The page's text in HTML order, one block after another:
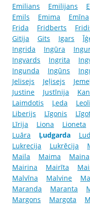
Emilians
Emilijans
Emils
Emima Emīna
Frida
Fridberts
Gitija
Gits Igars
Ingrida
Ingūra
Ingvards
Ingrita
Ingunda
Ingūns
Jelisejs
Jeļisejs
Justine
Justīnija
Laimdotis
Ļeda
Liberijs
Līgonis
Līrija
Liona Lioneta
Luāra
Ļudgarda
Lukrecija
Lukrēcija
Maila
Maima Maina
Mairina
Mairīta
Malvīna
Malvine
Maranda
Maranta
Margons
Margota